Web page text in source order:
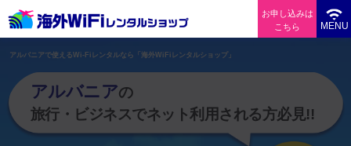
お申し込みは
こちら
MENU
アルバニアで使えるWi-Fiレンタルなら「海外WiFiレンタルショップ」
アルバニアの
旅行・ビジネスでネット利用される方必見!!